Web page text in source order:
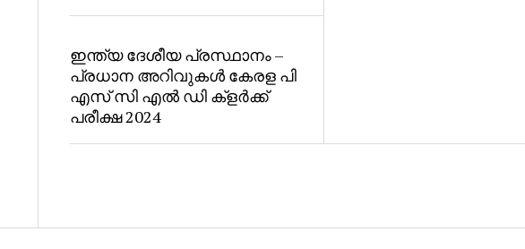
ഇന്ത്യ ദേശീയ പ്രസ്ഥാനം –
പ്രധാന അറിവുകൾ കേരള പി
എസ് സി എൽ ഡി ക്ളർക്ക്
പരീക്ഷ 2024